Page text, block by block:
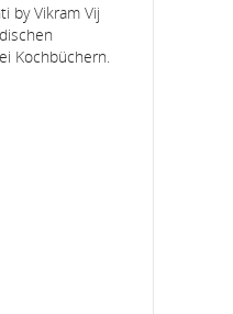
by Vikram Vij
Kochbüchern.